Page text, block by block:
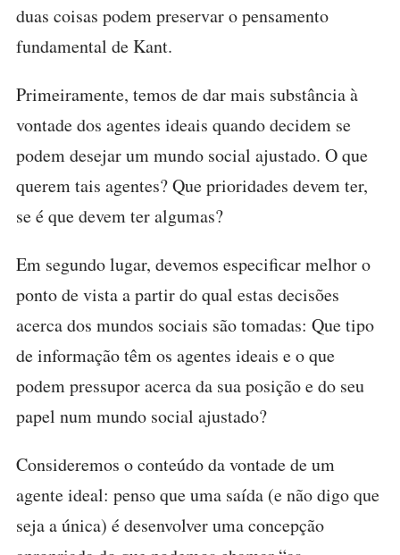
duas coisas podem preservar o pensamento
fundamental de Kant.
Primeiramente, temos de dar mais substância à
vontade dos agentes ideais quando decidem se
podem desejar um mundo social ajustado. O que
querem tais agentes? Que prioridades devem ter,
se é que devem ter algumas?
Em segundo lugar, devemos especificar melhor o
ponto de vista a partir do qual estas decisões
acerca dos mundos sociais são tomadas: Que tipo
de informação têm os agentes ideais e o que
podem pressupor acerca da sua posição e do seu
papel num mundo social ajustado?
Consideremos o conteúdo da vontade de um
agente ideal: penso que uma saída (e não digo que
seja a única) é desenvolver uma concepção